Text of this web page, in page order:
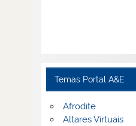
Temas Portal A&E
Afrodite
Altares Virtuais